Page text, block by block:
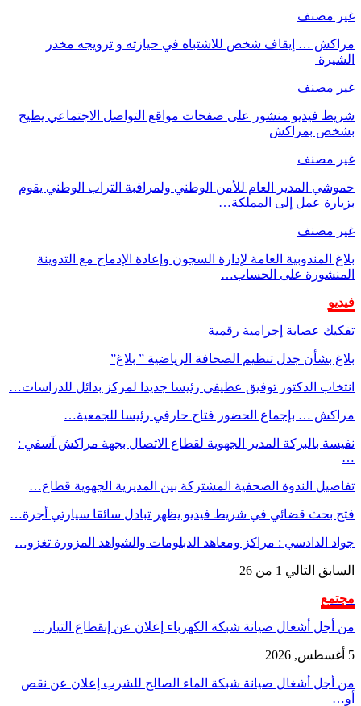
غير مصنف
مراكش … إيقاف شخص للاشتباه في حيازته و ترويجه مخدر
الشيرة
غير مصنف
شريط فيديو منشور على صفحات مواقع التواصل الاجتماعي يطيح
بشخص بمراكش
غير مصنف
حموشي المدير العام للأمن الوطني ولمراقبة التراب الوطني يقوم
بزيارة عمل إلى المملكة…
غير مصنف
بلاغ المندوبية العامة لإدارة السجون وإعادة الإدماج مع التدوينة
المنشورة على الحساب…
فيديو
تفكيك عصابة إجرامية رقمية
بلاغ بشأن جدل تنظيم الصحافة الرياضية ” بلاغ”
انتخاب الدكتور توفيق عطيفي رئيسا جديدا لمركز بدائل للدراسات…
مراكش … بإجماع الحضور فتاح حارفي رئيسا للجمعية…
نفيسة بالبركة المدير الجهوية لقطاع الاتصال بجهة مراكش آسفي :
…
تفاصيل الندوة الصحفية المشتركة بين المديرية الجهوية قطاع…
فتح بحث قضائي في شريط فيديو يظهر تبادل سائقا سيارتي أجرة…
جواد الدادسي : مراكز ومعاهد الدبلومات والشواهد المزورة تغزو…
السابق التالي 1 من 26
مجتمع
من أجل أشغال صيانة شبكة الكهرباء إعلان عن إنقطاع التيار…
5 أغسطس, 2026
من أجل أشغال صيانة شبكة الماء الصالح للشرب إعلان عن نقص
أو…